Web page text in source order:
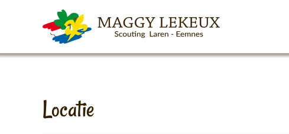
Skip to main content
Locatie